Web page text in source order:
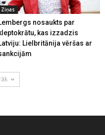
Ziņas
nosaukts par
kas izzadzis
Lielbritānija vēršas ar